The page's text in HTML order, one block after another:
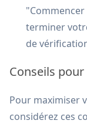
terminer
de
Conseils
Pour maximiser
considérez ces